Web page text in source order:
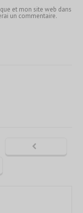
et mon site web dans
un commentaire.